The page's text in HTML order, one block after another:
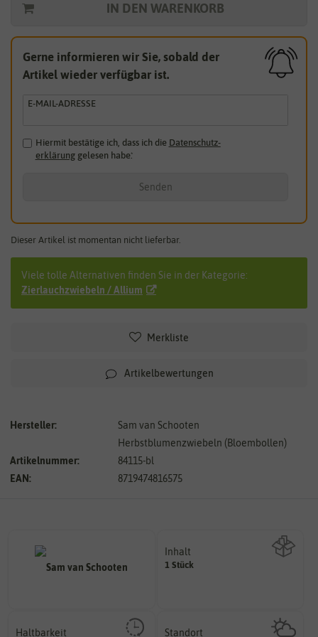
IN DEN WARENKORB
Gerne informieren wir Sie, sobald der
Artikel wieder verfügbar ist.
E-MAIL-ADRESSE
Hiermit bestätige ich, dass ich die Daten­schutz­
erklärunggelesen habe.*
Senden
Dieser Artikel ist momentan nicht lieferbar.
Viele tolle Alternativen finden Sie in der Kategorie:
Zierlauchzwiebeln / Allium
Merkliste
Artikelbewertungen
Hersteller:
Sam van Schooten
Herbstblumenzwiebeln (Bloembollen)
Artikelnummer:
84115-bl
EAN:
8719474816575
Inhalt
1 StückWie viel ist enthalten
Haltbarkeit Standort